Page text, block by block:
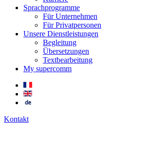
Sprachprogramme
Für Unternehmen
Für Privatpersonen
Unsere Dienstleistungen
Begleitung
Übersetzungen
Textbearbeitung
My supercomm
Kontakt